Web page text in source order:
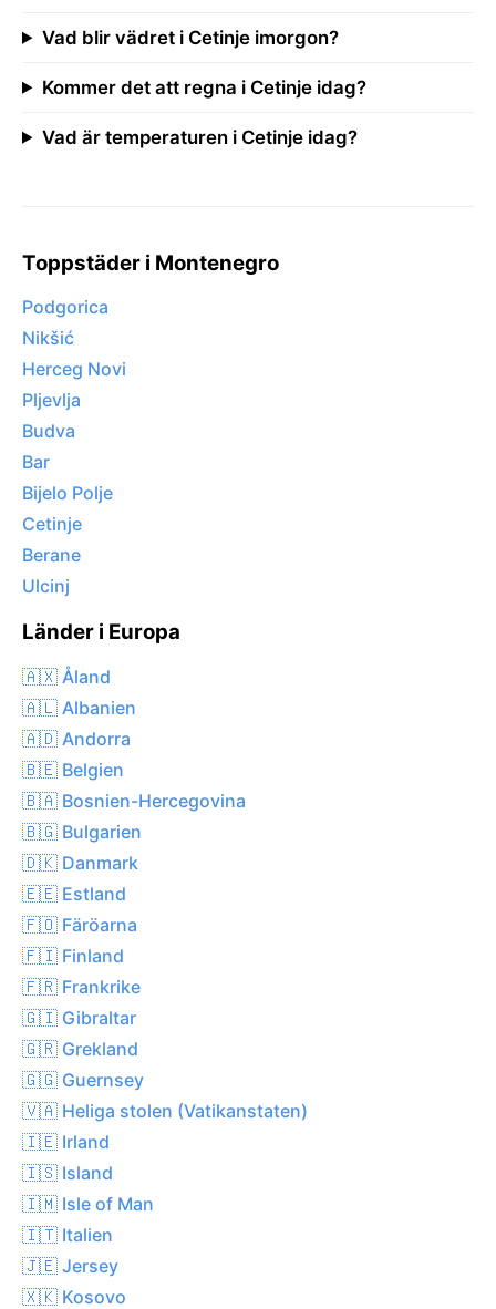
Vad blir vädret i Cetinje imorgon?
Kommer det att regna i Cetinje idag?
Vad är temperaturen i Cetinje idag?
Toppstäder i Montenegro
Podgorica
Nikšić
Herceg Novi
Pljevlja
Budva
Bar
Bijelo Polje
Cetinje
Berane
Ulcinj
Länder i Europa
🇦🇽 Åland
🇦🇱 Albanien
🇦🇩 Andorra
🇧🇪 Belgien
🇧🇦 Bosnien-Hercegovina
🇧🇬 Bulgarien
🇩🇰 Danmark
🇪🇪 Estland
🇫🇴 Färöarna
🇫🇮 Finland
🇫🇷 Frankrike
🇬🇮 Gibraltar
🇬🇷 Grekland
🇬🇬 Guernsey
🇻🇦 Heliga stolen (Vatikanstaten)
🇮🇪 Irland
🇮🇸 Island
🇮🇲 Isle of Man
🇮🇹 Italien
🇯🇪 Jersey
🇽🇰 Kosovo